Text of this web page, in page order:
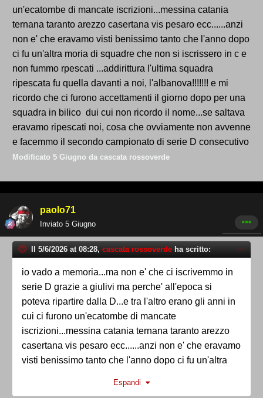
un'ecatombe di mancate iscrizioni...messina catania
ternana taranto arezzo casertana vis pesaro ecc......anzi
non e' che eravamo visti benissimo tanto che l'anno dopo
ci fu un'altra moria di squadre che non si iscrissero in c e
non fummo rpescati ...addirittura l'ultima squadra
ripescata fu quella davanti a noi, l'albanova!!!!!!! e mi
ricordo che ci furono accettamenti il giorno dopo per una
squadra in bilico dui cui non ricordo il nome...se saltava
eravamo ripescati noi, cosa che ovviamente non avvenne
e facemmo il secondo campionato di serie D consecutivo
Modificato 5 Giugno da cascata rossoverde
paolo71
Inviato 5 Giugno
Il 5/6/2026 at 08:28, cascata rossoverde ha scritto:
io vado a memoria...ma non e' che ci iscrivemmo in
serie D grazie a giulivi ma perche' all'epoca si
poteva ripartire dalla D...e tra l'altro erano gli anni in
cui ci furono un'ecatombe di mancate
iscrizioni...messina catania ternana taranto arezzo
casertana vis pesaro ecc......anzi non e' che eravamo
visti benissimo tanto che l'anno dopo ci fu un'altra
fummo rpescati ...addirittura l'ultima squadra
Espandi